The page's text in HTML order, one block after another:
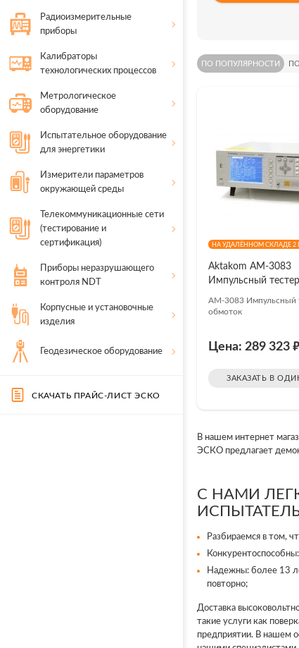
Радиоизмерительные
приборы
Калибраторы
технологических процессов
Метрологическое
оборудование
Испытательное оборудование
для энергетики
Измерители параметров
окружающей среды
Телекоммуникационные сети
(тестирование и
сертификация)
Приборы неразрушающего
контроля NDT
Корпусные и установочные
изделия
Геодезическое оборудование
СКАЧАТЬ ПРАЙС-ЛИСТ ЭСКО
ПО ПОПУЛЯРНОСТИ
НА УДАЛЁННОМ СКЛАДЕ 2
Aktakom АМ-3083
Импульсный
АМ-3083 Импульсный
обмоток
Цена: 289 323 ₽
ЗАКАЗАТЬ В
В нашем интернет
ЭСКО предлагает
С НАМИ
Разбираемся в том,
Надежны: более 13
повторно;
Доставка
такие услуги как
предприятии. В нашем